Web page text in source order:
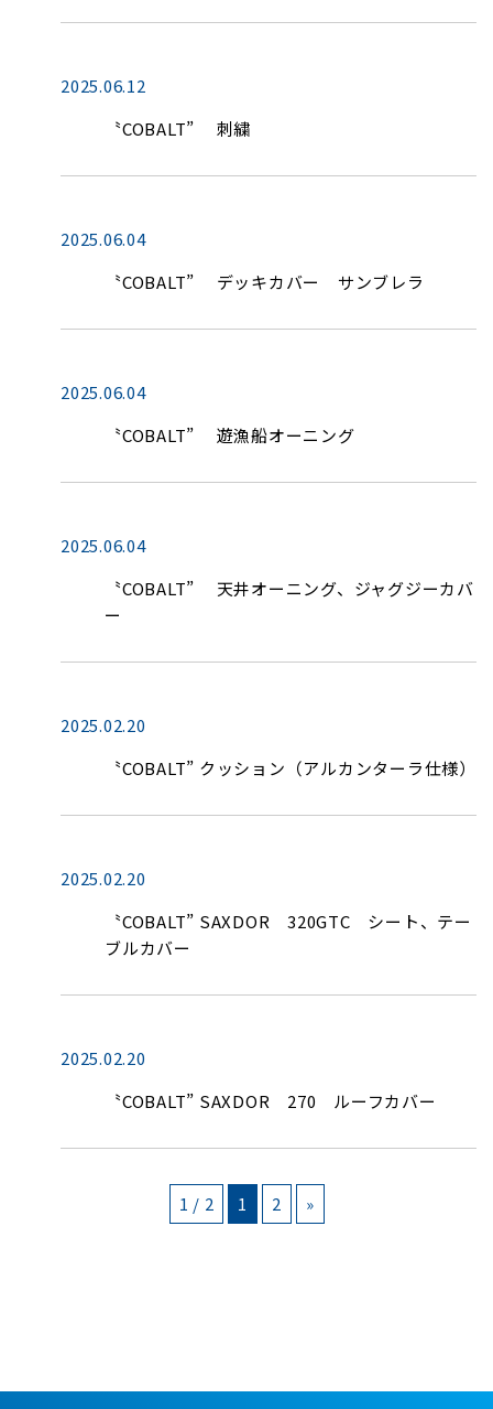
2025.06.12
〝COBALT” 刺繍
2025.06.04
〝COBALT” デッキカバー サンブレラ
2025.06.04
〝COBALT” 遊漁船オーニング
2025.06.04
〝COBALT” 天井オーニング、ジャグジーカバ
ー
2025.02.20
〝COBALT” クッション（アルカンターラ仕様）
2025.02.20
〝COBALT” SAXDOR 320GTC シート、テー
ブルカバー
2025.02.20
〝COBALT” SAXDOR 270 ルーフカバー
1 / 2 1 2 »